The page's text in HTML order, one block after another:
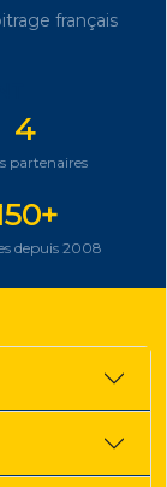
français
4
partenaires
depuis 2008